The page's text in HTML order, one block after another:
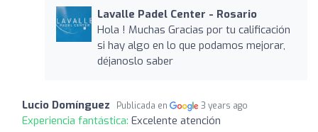
Lavalle Padel Center - Rosario
Hola ! Muchas Gracias por tu calificación
si hay algo en lo que podamos mejorar,
déjanoslo saber
Lucio Domínguez Publicada en 3 years ago
Experiencia fantástica: Excelente atención